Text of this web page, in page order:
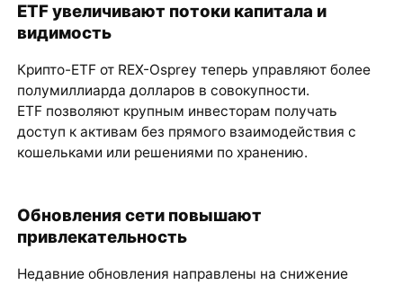
ETF увеличивают потоки капитала и
видимость
Крипто-ETF от REX-Osprey теперь управляют более
полумиллиарда долларов в совокупности.
ETF позволяют крупным инвесторам получать
доступ к активам без прямого взаимодействия с
кошельками или решениями по хранению.
Обновления сети повышают
привлекательность
Недавние обновления направлены на снижение